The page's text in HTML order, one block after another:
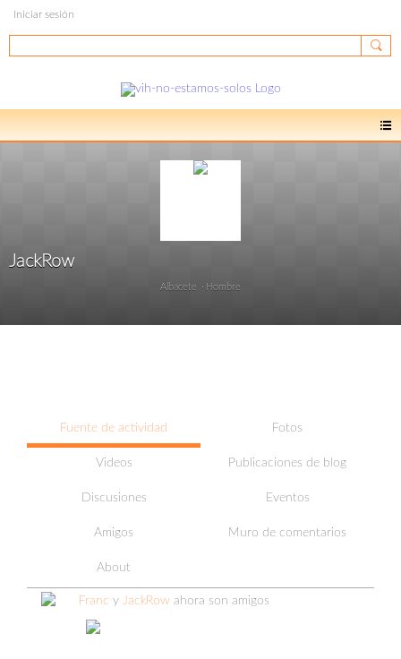
Iniciar sesión
JackRow
Albacete Hombre
Fuente de actividad Fotos
Videos Publicaciones de blog
Discusiones Eventos
Amigos Muro de comentarios
About
Franc y JackRow ahora son amigos